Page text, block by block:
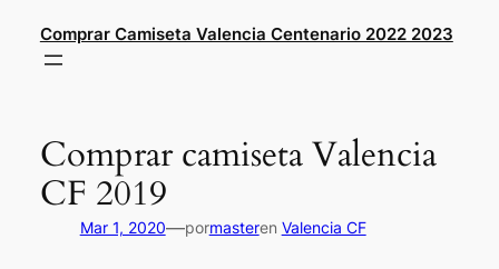
contenido
Comprar Camiseta Valencia Centenario 2022 2023
Comprar camiseta Valencia
CF 2019
Mar 1, 2020—pormasteren Valencia CF